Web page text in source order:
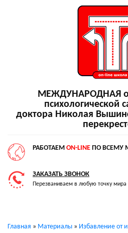
МЕЖДУНАРОДНАЯ
психологической
доктора Николая
РАБОТАЕМ ON-LINE ПО ВСЕМУ
ЗАКАЗАТЬ ЗВОНОК
Перезваниваем в любую точку мира
Главная » Материалы » Избавление от